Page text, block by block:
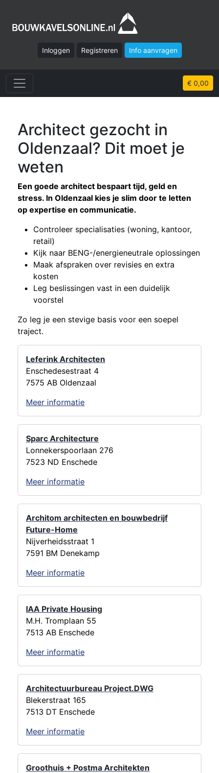
Inloggen Registreren Info aanvragen
€ 0,00
Architect gezocht in
Oldenzaal? Dit moet je
weten
Een goede architect bespaart tijd, geld en
stress. In Oldenzaal kies je slim door te letten
op expertise en communicatie.
Controleer specialisaties (woning, kantoor,
retail)
Kijk naar BENG-/energieneutrale oplossingen
Maak afspraken over revisies en extra
kosten
Leg beslissingen vast in een duidelijk
voorstel
Zo leg je een stevige basis voor een soepel
traject.
Leferink Architecten
Enschedesestraat 4
7575 AB Oldenzaal
Meer informatie
Sparc Architecture
Lonnekerspoorlaan 276
7523 ND Enschede
Meer informatie
Architom architecten en bouwbedrijf
Future-Home
Nijverheidsstraat 1
7591 BM Denekamp
Meer informatie
IAA Private Housing
M.H. Tromplaan 55
7513 AB Enschede
Meer informatie
Architectuurbureau Project.DWG
Blekerstraat 165
7513 DT Enschede
Meer informatie
Groothuis + Postma Architekten